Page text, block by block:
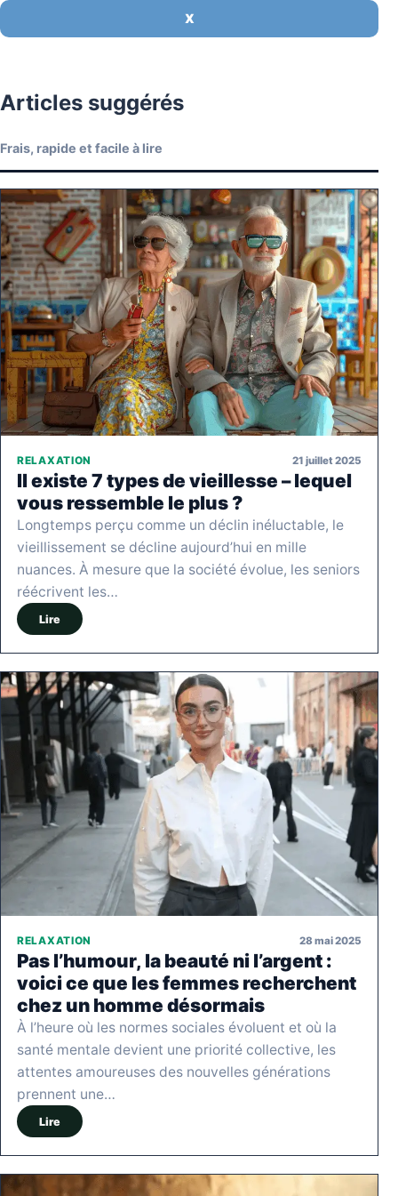
X
Articles suggérés
Frais, rapide et facile à lire
RELAXATION 21 juillet 2025
Il existe 7 types de vieillesse – lequel
vous ressemble le plus ?
Longtemps perçu comme un déclin inéluctable, le
vieillissement se décline aujourd’hui en mille
nuances. À mesure que la société évolue, les seniors
réécrivent les…
Lire
RELAXATION 28 mai 2025
Pas l’humour, la beauté ni l’argent :
voici ce que les femmes recherchent
chez un homme désormais
À l’heure où les normes sociales évoluent et où la
santé mentale devient une priorité collective, les
attentes amoureuses des nouvelles générations
prennent une…
Lire